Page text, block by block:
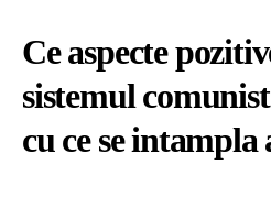
Ce aspecte
sistemul
cu ce se intampla